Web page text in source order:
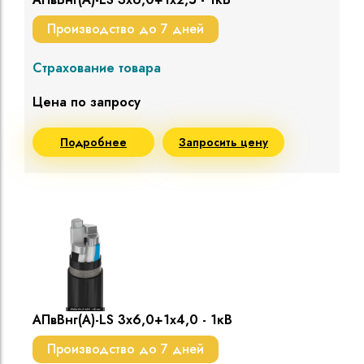
Производство до 7 дней
Страхование товара
Цена по запросу
Подробнее Запросить цену
АПвВнг(A)-LS 3х6,0+1х4,0 - 1кВ
Производство до 7 дней